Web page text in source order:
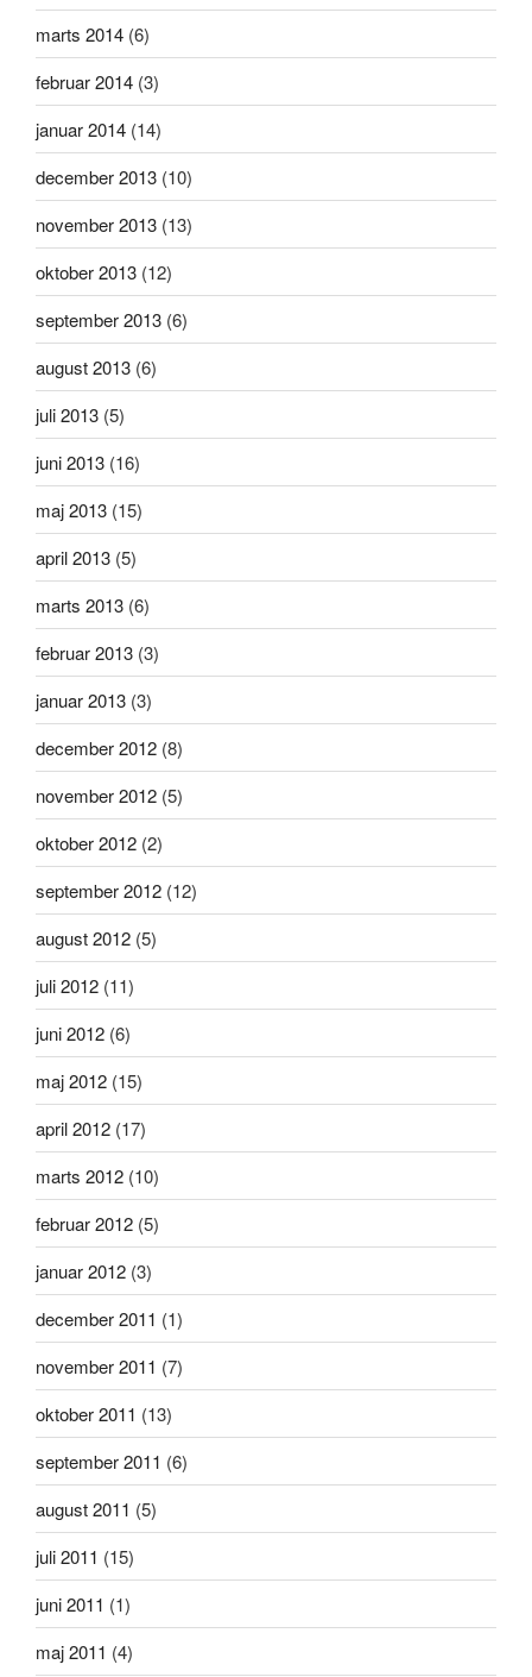
marts 2014 (6)
februar 2014 (3)
januar 2014 (14)
december 2013 (10)
november 2013 (13)
oktober 2013 (12)
september 2013 (6)
august 2013 (6)
juli 2013 (5)
juni 2013 (16)
maj 2013 (15)
april 2013 (5)
marts 2013 (6)
februar 2013 (3)
januar 2013 (3)
december 2012 (8)
november 2012 (5)
oktober 2012 (2)
september 2012 (12)
august 2012 (5)
juli 2012 (11)
juni 2012 (6)
maj 2012 (15)
april 2012 (17)
marts 2012 (10)
februar 2012 (5)
januar 2012 (3)
december 2011 (1)
november 2011 (7)
oktober 2011 (13)
september 2011 (6)
august 2011 (5)
juli 2011 (15)
juni 2011 (1)
maj 2011 (4)